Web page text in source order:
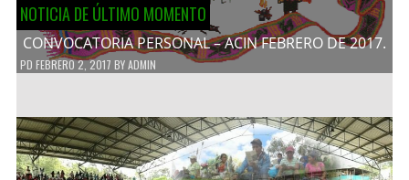
NOTICIA DE ÚLTIMO MOMENTO
CONVOCATORIA PERSONAL – ACIN FEBRERO DE 2017.
PD FEBRERO 2, 2017 BYADMIN